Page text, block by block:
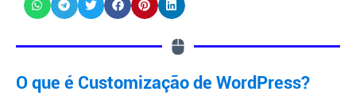
O que é Customização de WordPress?